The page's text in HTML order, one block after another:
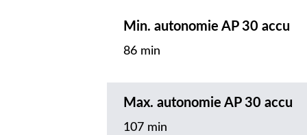
Min. autonomie AP 30 accu
86 min
Max. autonomie AP 30 accu
107 min